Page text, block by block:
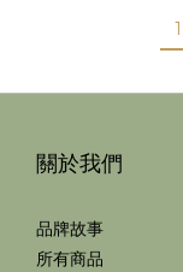
1
關於我們
品牌故事
所有商品